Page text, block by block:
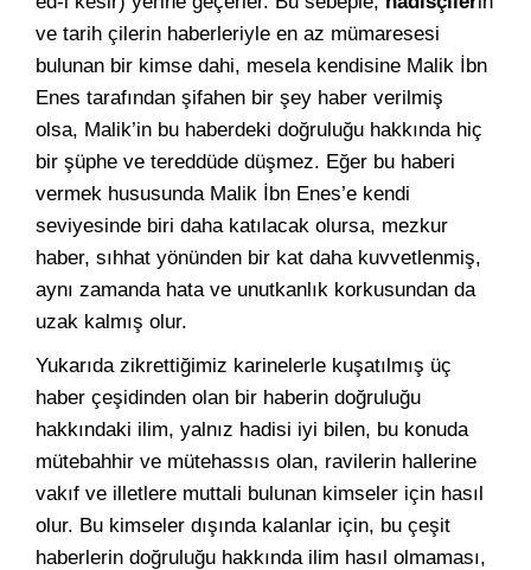
ve tarih çilerin haberleriyle en az mümaresesi
bulunan bir kimse dahi, mesela kendisine Malik İbn
Enes tarafından şifahen bir şey haber verilmiş
olsa, Malik’in bu haberdeki doğruluğu hakkında hiç
bir şüphe ve tereddüde düşmez. Eğer bu haberi
vermek hususunda Malik İbn Enes’e kendi
seviyesinde biri daha katılacak olursa, mezkur
haber, sıhhat yönünden bir kat daha kuvvetlenmiş,
aynı zamanda hata ve unutkanlık korkusundan da
uzak kalmış olur.
Yukarıda zikrettiğimiz karinelerle kuşatılmış üç
haber çeşidinden olan bir haberin doğruluğu
hakkındaki ilim, yalnız hadisi iyi bilen, bu konuda
mütebahhir ve mütehassıs olan, ravilerin hallerine
vakıf ve illetlere muttali bulunan kimseler için hasıl
olur. Bu kimseler dışında kalanlar için, bu çeşit
haberlerin doğruluğu hakkında ilim hasıl olmaması,